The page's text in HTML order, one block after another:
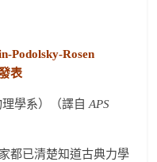
Podolsky-Rosen
表
理學系）（譯自APS
都已清楚知道古典力學